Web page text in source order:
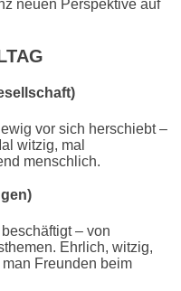
neuen Perspektive auf
vor sich herschiebt –
witzig, mal
menschlich.
– von
Ehrlich, witzig,
Freunden beim